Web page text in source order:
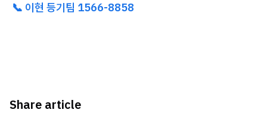
📞 이현 등기팀 1566-8858
Share article